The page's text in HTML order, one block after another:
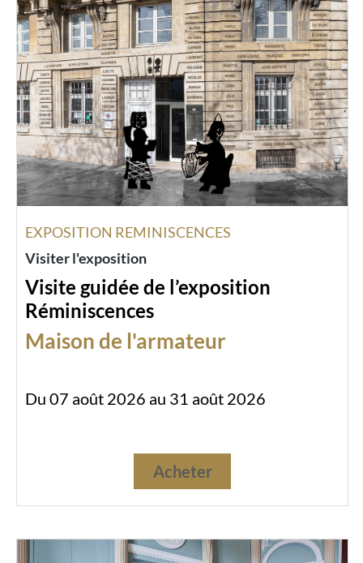
EXPOSITION REMINISCENCES
Visiter l'exposition
Visite guidée de l’exposition
Réminiscences
Maison de l'armateur
Du 07 août 2026 au 31 août 2026
Acheter